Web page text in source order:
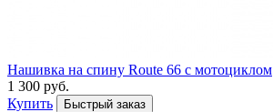
Нашивка на спину Route 66 с мотоциклом
1 300 руб.
Купить
Быстрый заказ